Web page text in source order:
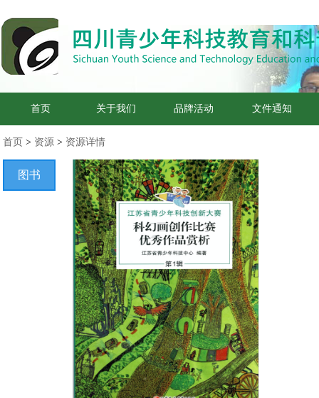
首页 关于我们 品牌活动 文件通知
首页 > 资源 > 资源详情
图书